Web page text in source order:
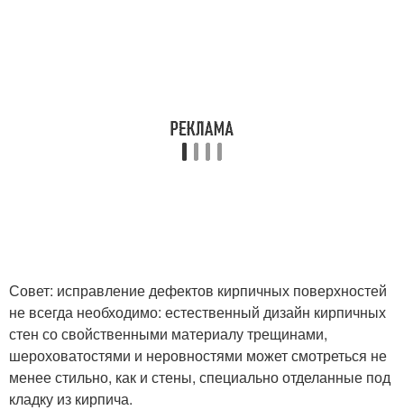
Совет: исправление дефектов кирпичных поверхностей
не всегда необходимо: естественный дизайн кирпичных
стен со свойственными материалу трещинами,
шероховатостями и неровностями может смотреться не
менее стильно, как и стены, специально отделанные под
кладку из кирпича.